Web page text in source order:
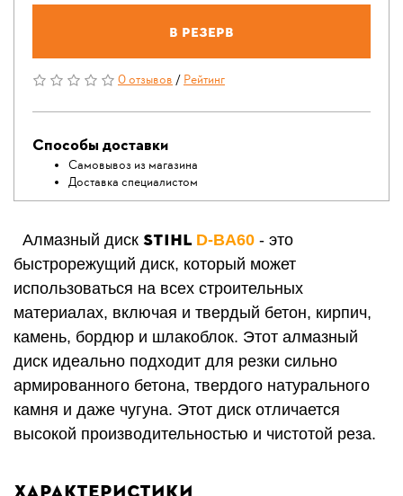
В резерв
0 отзывов/Рейтинг
Способы доставки
Самовывоз из магазина
Доставка специалистом
Алмазный диск STIHL D-BA60 - это
быстрорежущий диск, который может
использоваться на всех строительных
материалах, включая и твердый бетон, кирпич,
камень, бордюр и шлакоблок. Этот алмазный
диск идеально подходит для резки сильно
армированного бетона, твердого натурального
камня и даже чугуна. Этот диск отличается
высокой производительностью и чистотой реза.